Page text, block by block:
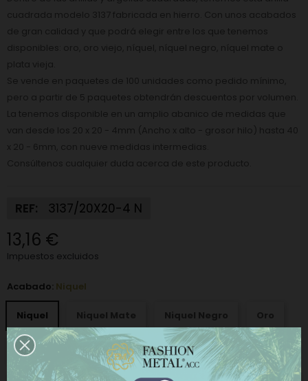
REF: 3137/20X20-4 N
13,16 €
Impuestos excluidos
Acabado: Niquel
Niquel
Oro Viejo Plata Vieja